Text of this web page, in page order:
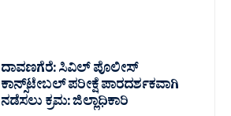
ದಾವಣಗೆರೆ: ಸಿವಿಲ್ ಪೊಲೀಸ್
ಕಾನ್ಸ್‌ಟೇಬಲ್ ಪರೀಕ್ಷೆ ಪಾರದರ್ಶಕವಾಗಿ
ನಡೆಸಲು ಕ್ರಮ: ಜಿಲ್ಲಾಧಿಕಾರಿ